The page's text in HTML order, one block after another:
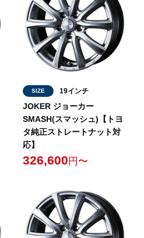
SIZE 19インチ
JOKER ジョーカー
SMASH(スマッシュ)【トヨ
タ純正ストレートナット対
応】
326,600 円〜